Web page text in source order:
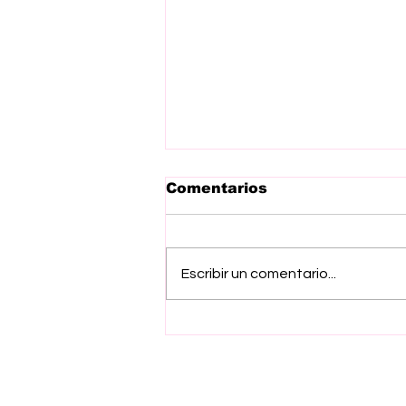
Comentarios
Escribir un comentario...